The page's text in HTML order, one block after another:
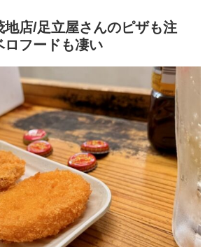
地店/足立屋さんのピザも注
ロフードも凄い